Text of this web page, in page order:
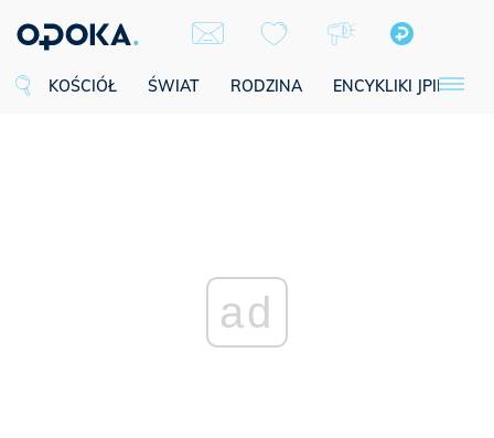
KOŚCIÓŁ ŚWIAT RODZINA ENCYKLIKI JPII
ad